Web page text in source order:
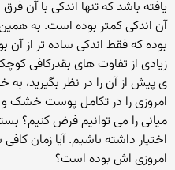
یافته باشد که تنها اندکی با
آن اندکی کمتر بوده است. به
بوده که فقط اندکی ساده تر از آن
زیادی از تفاوت های بقدرکافی
ی پیش از آن را در نظر بگیرید،
امروزی را در تکامل پوست خشک و
میانی را می توانیم فرض کنیم؟
اختیار داشته باشیم. آیا زمان
امروزی اش بوده است؟